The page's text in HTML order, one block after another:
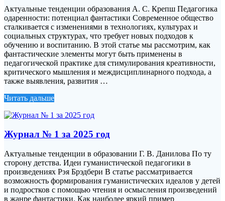
Актуальные тенденции образования А. С. Крепш Педагогика
одаренности: потенциал фантастики Современное общество
сталкивается с изменениями в технологиях, культурах и
социальных структурах, что требует новых подходов к
обучению и воспитанию. В этой статье мы рассмотрим, как
фантастические элементы могут быть применены в
педагогической практике для стимулирования креативности,
критического мышления и междисциплинарного подхода, а
также выявления, развития …
Читать дальше
Журнал № 1 за 2025 год
Актуальные тенденции в образовании Г. В. Данилова По ту
сторону детства. Идеи гуманистической педагогики в
произведениях Рэя Брэдбери В статье рассматривается
возможность формирования гуманистических идеалов у детей
и подростков с помощью чтения и осмысления произведений
в жанре фантастики. Как наиболее яркий пример